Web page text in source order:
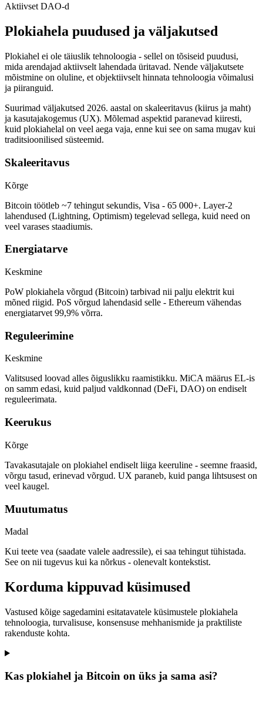
Aktiivset DAO-d
Plokiahela puudused ja väljakutsed
Plokiahel ei ole täiuslik tehnoloogia - sellel on tõsiseid puudusi,
mida arendajad aktiivselt lahendada üritavad. Nende väljakutsete
mõistmine on oluline, et objektiivselt hinnata tehnoloogia võimalusi
ja piiranguid.
Suurimad väljakutsed 2026. aastal on skaleeritavus (kiirus ja maht)
ja kasutajakogemus (UX). Mõlemad aspektid paranevad kiiresti,
kuid plokiahelal on veel aega vaja, enne kui see on sama mugav kui
traditsioonilised süsteemid.
Skaleeritavus
Kõrge
Bitcoin töötleb ~7 tehingut sekundis, Visa - 65 000+. Layer-2
lahendused (Lightning, Optimism) tegelevad sellega, kuid need on
veel varases staadiumis.
Energiatarve
Keskmine
PoW plokiahela võrgud (Bitcoin) tarbivad nii palju elektrit kui
mõned riigid. PoS võrgud lahendasid selle - Ethereum vähendas
energiatarvet 99,9% võrra.
Reguleerimine
Keskmine
Valitsused loovad alles õiguslikku raamistikku. MiCA määrus EL-is
on samm edasi, kuid paljud valdkonnad (DeFi, DAO) on endiselt
reguleerimata.
Keerukus
Kõrge
Tavakasutajale on plokiahel endiselt liiga keeruline - seemne fraasid,
võrgu tasud, erinevad võrgud. UX paraneb, kuid panga lihtsusest on
veel kaugel.
Muutumatus
Madal
Kui teete vea (saadate valele aadressile), ei saa tehingut tühistada.
See on nii tugevus kui ka nõrkus - olenevalt kontekstist.
Korduma kippuvad küsimused
Vastused kõige sagedamini esitatavatele küsimustele plokiahela
tehnoloogia, turvalisuse, konsensuse mehhanismide ja praktiliste
rakenduste kohta.
Kas plokiahel ja Bitcoin on üks ja sama asi?